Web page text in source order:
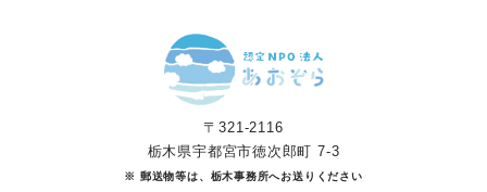
〒321-2116
栃木県宇都宮市徳次郎町 7-3
※ 郵送物等は、栃木事務所へお送りください